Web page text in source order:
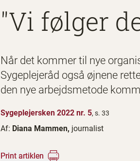
"Vi følger
Når det kommer til nye
Sygeplejeråd også øjnene
den nye arbejdsmetode
Sygeplejersken 2022 nr. 5, s. 33
Af: Diana Mammen, journalist
Print artiklen